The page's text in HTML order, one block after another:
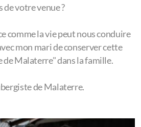
de votre venue ?
comme la vie peut nous conduire
mon mari de conserver cette
de Malaterre" dans la famille.
de Malaterre.